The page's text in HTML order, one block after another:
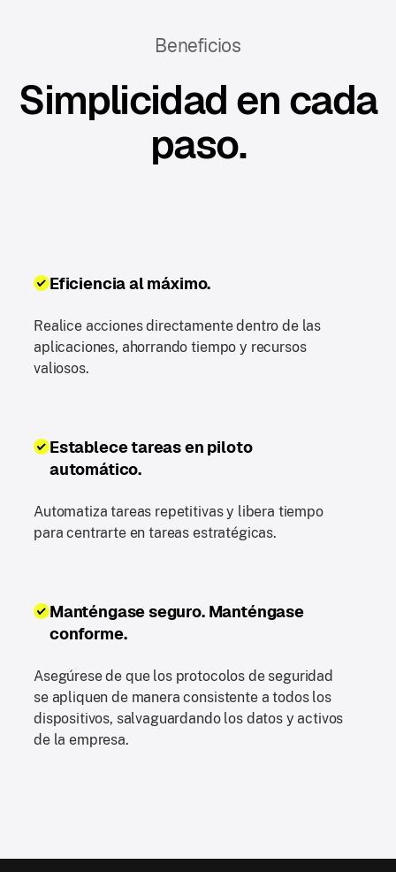
Beneficios
Simplicidad en cada
paso.
Eficiencia al máximo.
Realice acciones directamente dentro de las
aplicaciones, ahorrando tiempo y recursos
valiosos.
Establece tareas en piloto
automático.
Automatiza tareas repetitivas y libera tiempo
para centrarte en tareas estratégicas.
Manténgase seguro. Manténgase
conforme.
Asegúrese de que los protocolos de seguridad
se apliquen de manera consistente a todos los
dispositivos, salvaguardando los datos y activos
de la empresa.